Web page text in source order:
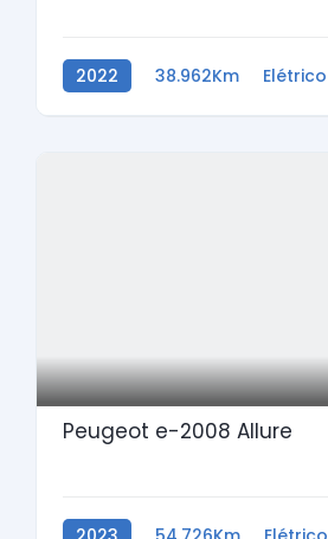
2022 38.962Km Elétrico
Peugeot e-2008 Allure